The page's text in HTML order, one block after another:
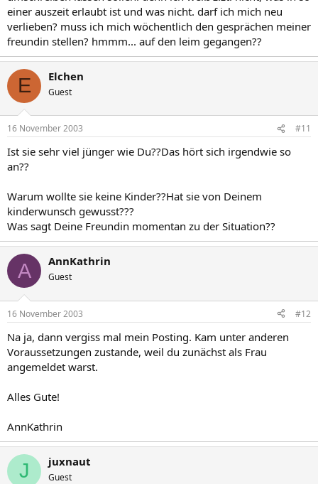
einer auszeit erlaubt ist und was nicht. darf ich mich neu
verlieben? muss ich mich wöchentlich den gesprächen meiner
freundin stellen? hmmm... auf den leim gegangen??
E Elchen
Guest
16 November 2003 #11
Ist sie sehr viel jünger wie Du??Das hört sich irgendwie so
an??
Warum wollte sie keine Kinder??Hat sie von Deinem
kinderwunsch gewusst???
Was sagt Deine Freundin momentan zu der Situation??
A AnnKathrin
Guest
16 November 2003 #12
Na ja, dann vergiss mal mein Posting. Kam unter anderen
Voraussetzungen zustande, weil du zunächst als Frau
angemeldet warst.
Alles Gute!
AnnKathrin
J juxnaut
Guest